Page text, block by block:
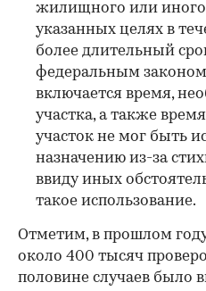
жилищного или иного
указанных целях в
более длительный
федеральным
включается время,
участка, а также
участок не мог быть
назначению из-за
ввиду иных
такое использование.
Отметим, в прошлом
около 400 тысяч
половине случаев было